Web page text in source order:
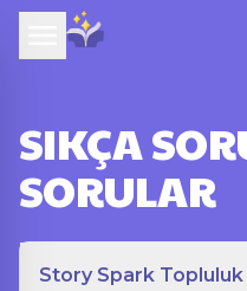
SIKÇA
SORULAR
Story Spark